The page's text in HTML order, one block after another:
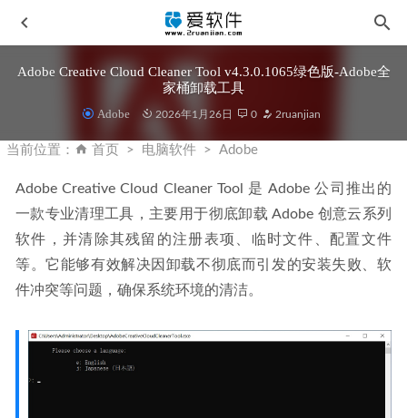
Adobe Creative Cloud Cleaner Tool v4.3.0.1065绿色版-Adobe全
家桶卸载工具
Adobe 2026年1月26日 0 2ruanjian
当前位置： 首页 电脑软件 Adobe
Adobe Creative Cloud Cleaner Tool 是 Adobe 公司推出的
一款专业清理工具，主要用于彻底卸载 Adobe 创意云系列
软件，并清除其残留的注册表项、临时文件、配置文件
等。它能够有效解决因卸载不彻底而引发的安装失败、软
件冲突等问题，确保系统环境的清洁。
Adobe Premiere Pro 2025 v25.6.4.5 中文激活版 2026-01-16
Topaz Video v1.1.0中文汉化激活版-全新AI视频优化工具
2025-11-25
Adobe InCopy 2026 v21.2.0.30 中文激活版
2025-06-24
010 Editor v16.0.2 中文免安装便携版-十六进制编辑器